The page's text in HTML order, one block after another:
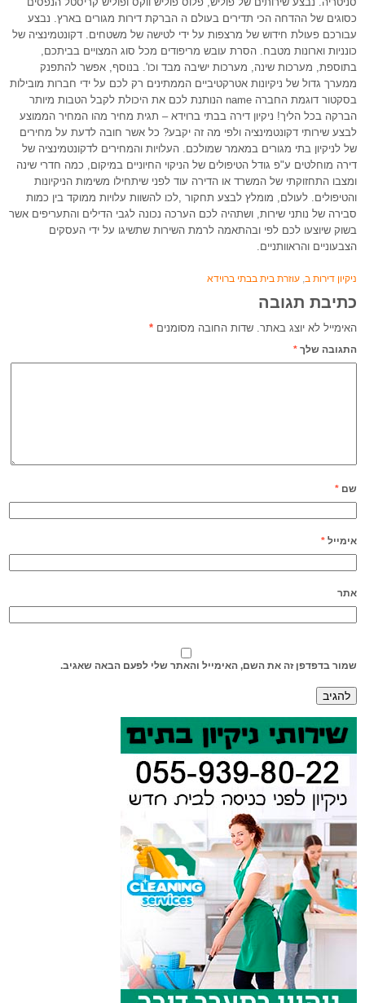
כסוגים של ההדחה הכי תדירים בעולם ה הברקת דירות מגורים בארץ. נבצע
עבורכם פעולת חידוש של מרצפות על ידי לטישה של משטחים. דקונטמינציה של
כונניות וארונות מטבח. הסרת עובש מריפודים מכל סוג המצויים בביתכם,
בתוספת, מערכות שינה, מערכות ישיבה מבד וכו'. בנוסף, אפשר להתפנק
ממערך גדול של ניקיונות אטרקטיביים הממתינים רק לכם על ידי חברות מובילות
בסקטור דוגמת החברה name הנותנת לכם את היכולת לקבל הטבות מיותר
הברקה בכל הליך! ניקיון דירה בבתי ברוידא – תגית מחיר מהו המחיר הממוצע
לבצע שירותי דקונטמינציה ולפי מה זה יקבע? כל אשר חובה לדעת על מחירים
של לניקיון בתי מגורים במאמר שמולכם. העלויות והמחירים לדקונטמינציה של
דירה מוחלטים ע"פ גודל הטיפולים של הניקוי החיוניים במיקום, כמה חדרי שינה
ומצבו התחזוקתי של המשרד או הדירה עוד לפני שיתחילו משימות הניקיונות
והטיפולים. לעולם, מומלץ לבצע תחקור ,לכו להשוות עלויות ממוקד בין כמות
סבירה של נותני שירות, ושתהיה לכם הערכה נכונה לגבי הדילים והתעריפים אשר
בשוק שיוצעו לכם לפי ובהתאמה לרמת השירות שתשיגו על ידי העסקים
הצבעוניים והראוותניים.
ניקיון דירות ב, עוזרת בית בבתי ברוידא
כתיבת תגובה
האימייל לא יוצג באתר. שדות החובה מסומנים *
התגובה שלך *
שם *
אימייל *
אתר
שמור בדפדפן זה את השם, האימייל והאתר שלי לפעם הבאה שאגיב.